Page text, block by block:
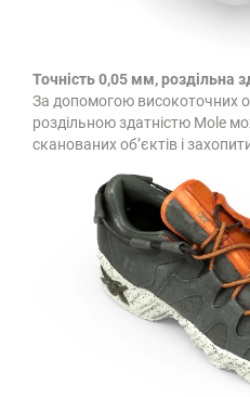
Точність 0,05 мм, роздільна
За допомогою високоточних
роздільною здатністю Mole
сканованих об’єктів і